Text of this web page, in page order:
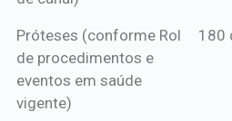
Próteses (conforme Rol
de procedimentos e
eventos em saúde
vigente)
180